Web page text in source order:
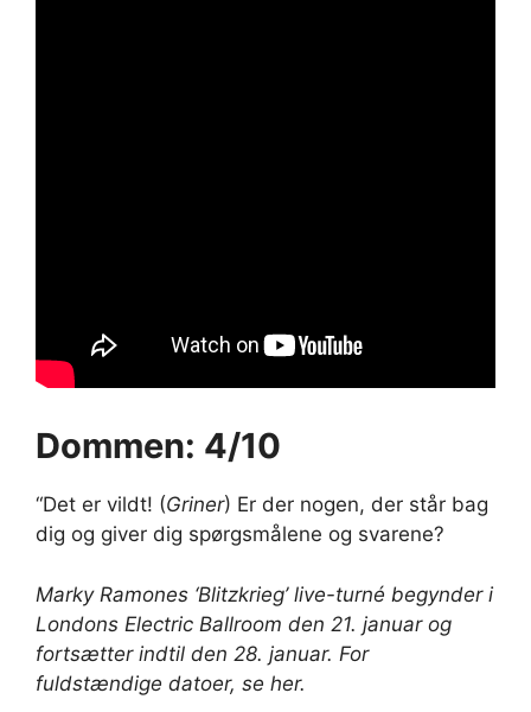
Dommen: 4/10
“Det er vildt! (Griner) Er der nogen, der står bag
dig og giver dig spørgsmålene og svarene?
Marky Ramones ‘Blitzkrieg’ live-turné begynder i
Londons Electric Ballroom den 21. januar og
fortsætter indtil den 28. januar. For
fuldstændige datoer, se her.